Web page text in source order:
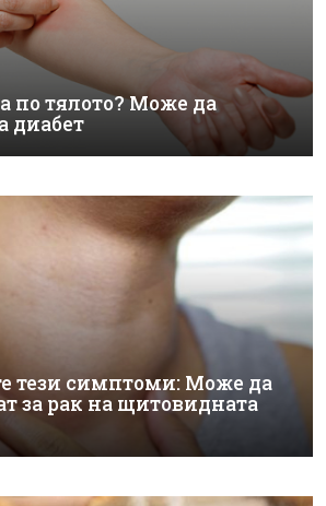
по тялото? Може да
диабет
тези симптоми: Може да
за рак на щитовидната